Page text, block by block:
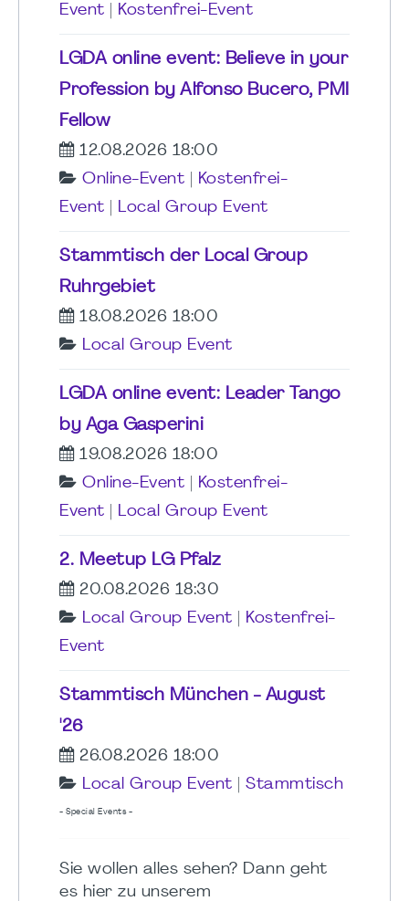
Event
Kostenfrei-Event
LGDA online event: Believe in your
Profession by Alfonso Bucero, PMI
Fellow
12.08.2026 18:00
Online-Event
Kostenfrei-
Event
Local Group Event
Stammtisch der Local Group
Ruhrgebiet
18.08.2026 18:00
Local Group Event
LGDA online event: Leader Tango
by Aga Gasperini
19.08.2026 18:00
Online-Event
Kostenfrei-
Event
Local Group Event
2. Meetup LG Pfalz
20.08.2026 18:30
Local Group Event
Kostenfrei-
Event
Stammtisch München - August
'26
26.08.2026 18:00
Local Group Event
Stammtisch
- Special Events -
Sie wollen alles sehen? Dann geht
es hier zu unserem